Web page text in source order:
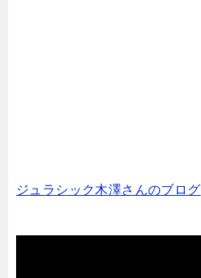
ジュラシック木澤さんのブログ